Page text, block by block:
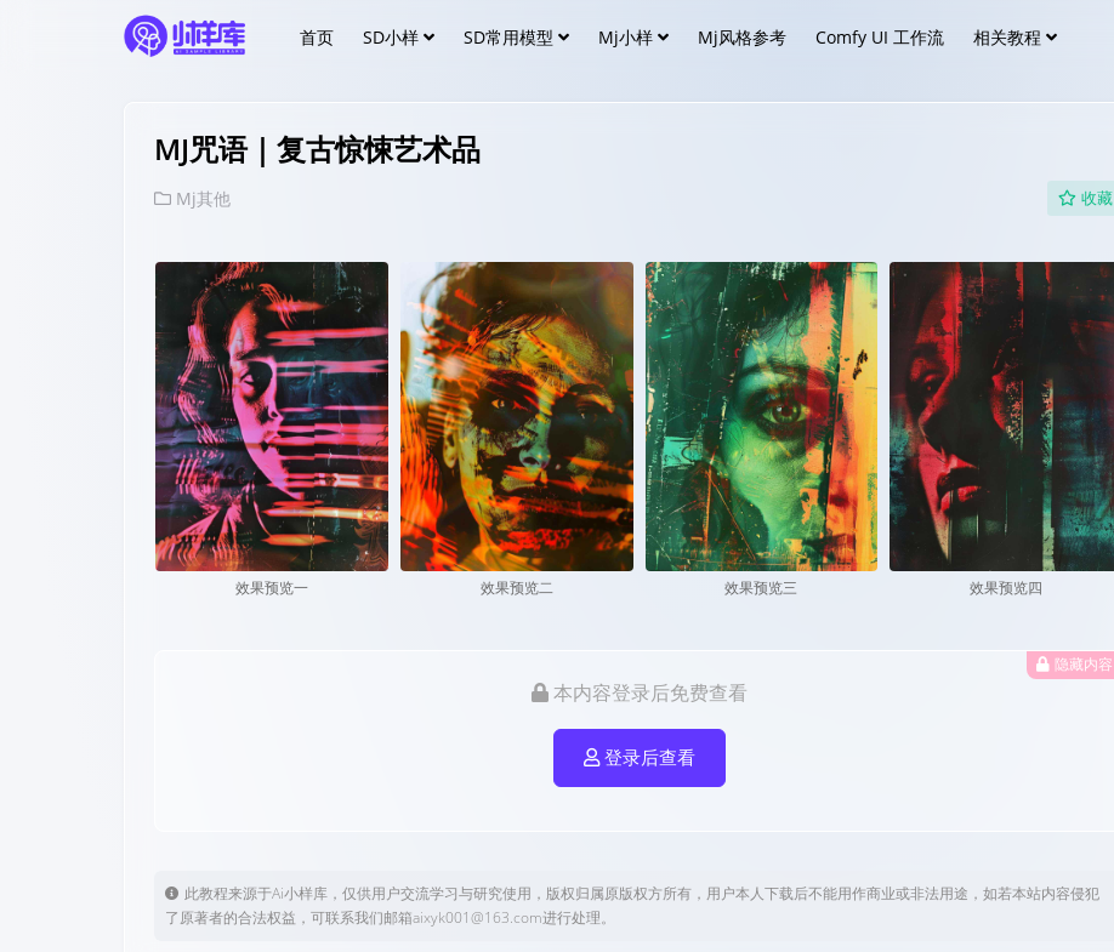
首页 SD小样 SD常用模型 Mj小样 Mj风格参考 Comfy UI 工作流 相关教程
MJ咒语｜复古惊悚艺术品
Mj其他 收藏
效果预览一 效果预览二 效果预览三 效果预览四
隐藏内容
本内容登录后免费查看
登录后查看
此教程来源于Ai小样库，仅供用户交流学习与研究使用，版权归属原版权方所有，用户本人下载后不能用作商业或非法用途，如若本站内容侵犯
了原著者的合法权益，可联系我们邮箱aixyk001@163.com进行处理。